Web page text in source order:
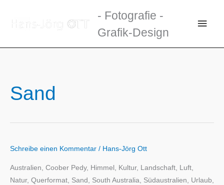
Inhalt
- Fotografie -
Grafik-Design
Sand
Schreibe einen Kommentar / Hans-Jörg Ott
Australien, Coober Pedy, Himmel, Kultur, Landschaft, Luft,
Natur, Querformat, Sand, South Australia, Südaustralien, Urlaub,